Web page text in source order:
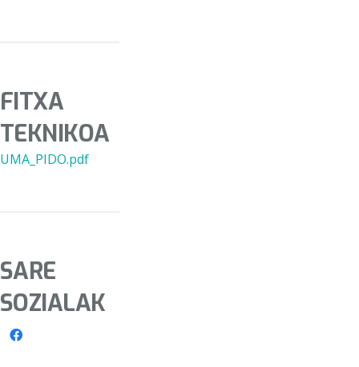
FITXA
TEKNIKOA
UMA_PIDO.pdf
SARE
SOZIALAK